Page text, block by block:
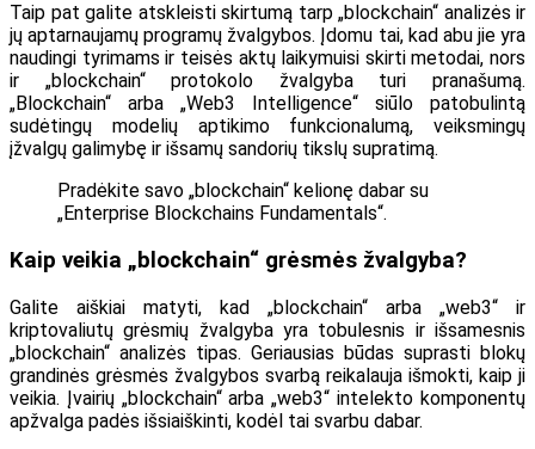
Taip pat galite atskleisti skirtumą tarp „blockchain“ analizės ir
jų aptarnaujamų programų žvalgybos. Įdomu tai, kad abu jie yra
naudingi tyrimams ir teisės aktų laikymuisi skirti metodai, nors
ir „blockchain“ protokolo žvalgyba turi pranašumą.
„Blockchain“ arba „Web3 Intelligence“ siūlo patobulintą
sudėtingų modelių aptikimo funkcionalumą, veiksmingų
įžvalgų galimybę ir išsamų sandorių tikslų supratimą.
Pradėkite savo „blockchain“ kelionę dabar su
„Enterprise Blockchains Fundamentals“.
Kaip veikia „blockchain“ grėsmės žvalgyba?
Galite aiškiai matyti, kad „blockchain“ arba „web3“ ir
kriptovaliutų grėsmių žvalgyba yra tobulesnis ir išsamesnis
„blockchain“ analizės tipas. Geriausias būdas suprasti blokų
grandinės grėsmės žvalgybos svarbą reikalauja išmokti, kaip ji
veikia. Įvairių „blockchain“ arba „web3“ intelekto komponentų
apžvalga padės išsiaiškinti, kodėl tai svarbu dabar.